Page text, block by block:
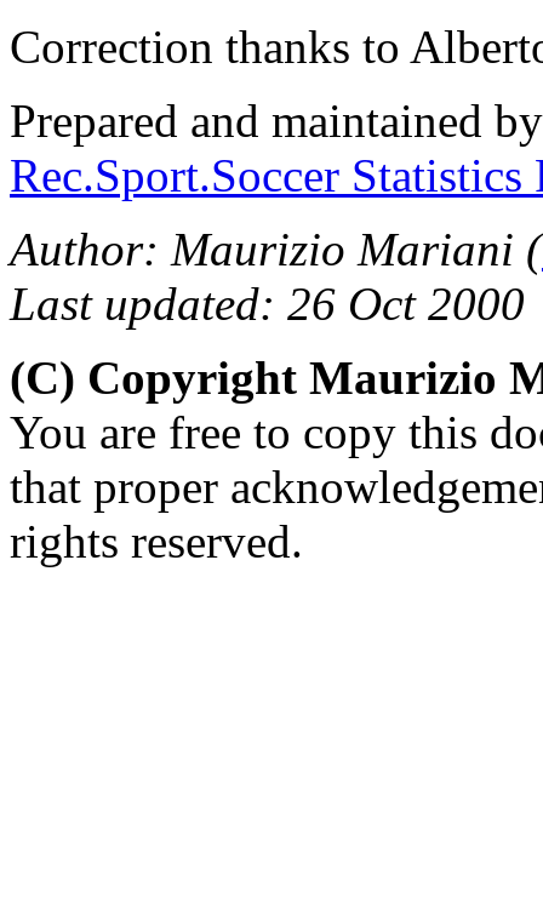
Correction thanks to
Prepared and maintained
Rec.Sport.Soccer
Author: Maurizio Mariani (
Last updated: 26 Oct 2000
(C) Copyright Maurizio
You are free to copy this
that proper
rights reserved.